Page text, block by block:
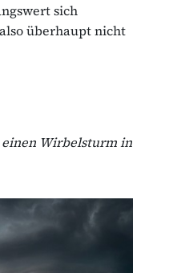
sich
überhaupt nicht
einen Wirbelsturm in